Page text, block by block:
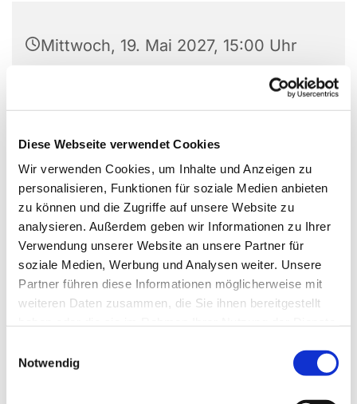
Diese Webseite verwendet Cookies
Wir verwenden Cookies, um Inhalte und Anzeigen zu
personalisieren, Funktionen für soziale Medien anbieten
zu können und die Zugriffe auf unsere Website zu
analysieren. Außerdem geben wir Informationen zu Ihrer
Verwendung unserer Website an unsere Partner für
soziale Medien, Werbung und Analysen weiter. Unsere
Partner führen diese Informationen möglicherweise mit
weiteren Daten zusammen, die Sie ihnen bereitgestellt
Notwendig
Mittwoch, 19. Mai 2027, 15:00 Uhr
Versöhnungskirche, Preins Feld 8,
44869 Bochum
Leiterin N.N.
Telefon